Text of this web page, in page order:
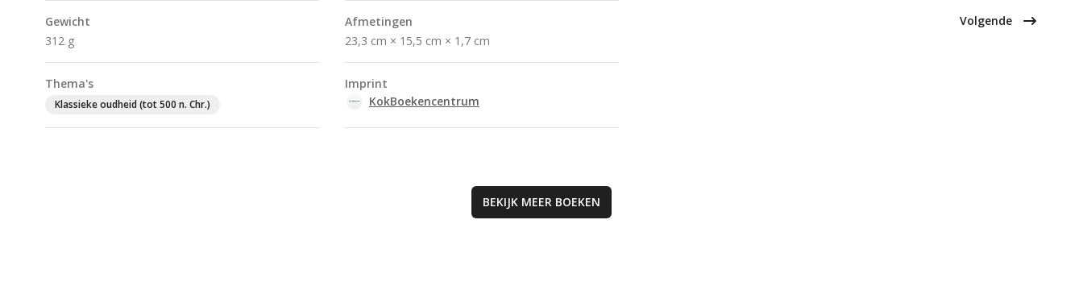
Gewicht
312 g
Afmetingen
23,3 cm × 15,5 cm × 1,7 cm
Thema's
Klassieke oudheid (tot 500 n. Chr.)
Imprint
KokBoekencentrum
grootheid van het
Volgende
BEKIJK MEER BOEKEN